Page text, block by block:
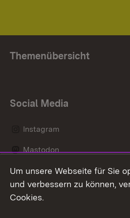
Themenübersicht
Social Media
Instagram
Mastodon
Messenger
Um unsere Webseite für Sie
und verbessern zu können,
Cookies.